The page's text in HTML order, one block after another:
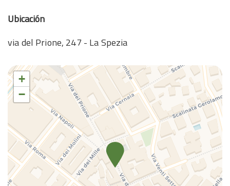
Sofá
TV
Wifi wireless
Ubicación
via del Prione, 247 - La Spezia
+
−